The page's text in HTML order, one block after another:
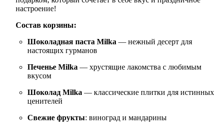
настроение!
Состав корзины:
Шоколадная паста Milka — нежный десерт для
настоящих гурманов
Печенье Milka — хрустящие лакомства с любимым
вкусом
Шоколад Milka — классические плитки для истинных
ценителей
Свежие фрукты: виноград и мандарины